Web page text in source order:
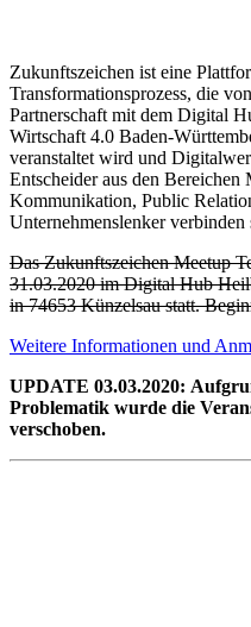
Zukunftszeichen ist eine
Transformationsprozess, die
Partnerschaft mit dem Digital
Wirtschaft 4.0 Baden-
veranstaltet wird und
Entscheider aus den Bereichen
Kommunikation, Public
Unternehmenslenker verbinden
Das Zukunftszeichen Meetup
31.03.2020 im Digital Hub
in 74653 Künzelsau statt.
Weitere Informationen und
UPDATE 03.03.2020:
Problematik wurde die
verschoben.